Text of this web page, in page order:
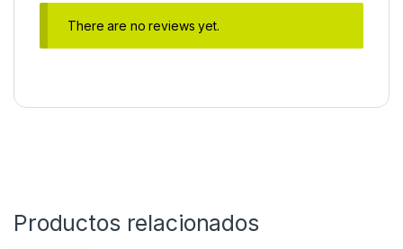
There are no reviews yet.
Productos relacionados